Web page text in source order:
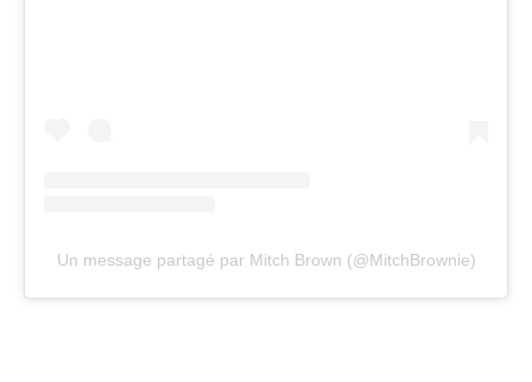
Un message partagé par Mitch Brown (@MitchBrownie)